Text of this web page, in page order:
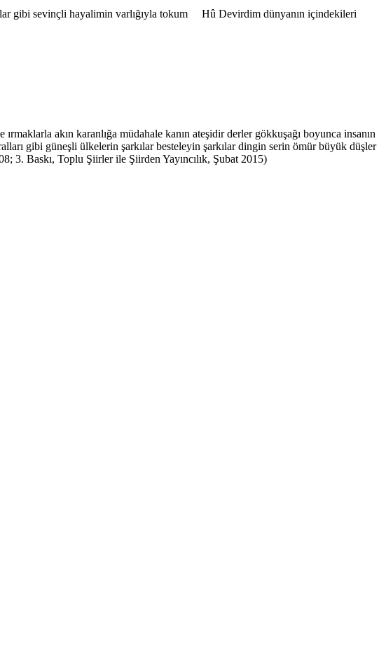
gibi sevinçli hayalimin varlığıyla tokum Hû Devirdim dünyanın içindekileri
akın karanlığa müdahale kanın ateşidir derler gökkuşağı boyunca insanın
gibi güneşli ülkelerin şarkılar besteleyin şarkılar dingin serin ömür büyük düşler
3. Baskı, Toplu Şiirler ile Şiirden Yayıncılık, Şubat 2015)